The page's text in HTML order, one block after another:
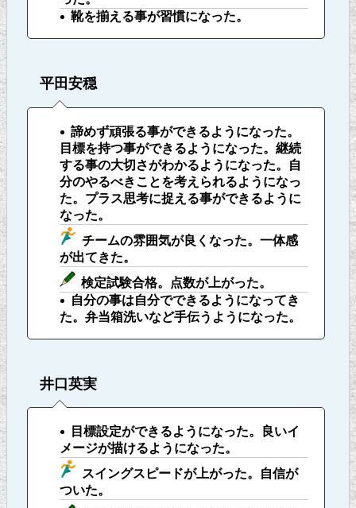
靴を揃える事が習慣になった。
平田安穏
諦めず頑張る事ができるようになった。
目標を持つ事ができるようになった。継続
する事の大切さがわかるようになった。自
分のやるべきことを考えられるようになっ
た。プラス思考に捉える事ができるように
なった。
チームの雰囲気が良くなった。一体感
が出てきた。
検定試験合格。点数が上がった。
自分の事は自分でできるようになってき
た。弁当箱洗いなど手伝うようになった。
井口英実
目標設定ができるようになった。良いイ
メージが描けるようになった。
スイングスピードが上がった。自信が
ついた。